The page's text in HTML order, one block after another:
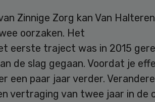
Zinnige Zorg kan Van
oorzaken. Het
eerste traject was in 2015
de slag gegaan. Voordat je
een paar jaar verder.
vertraging van twee jaar in de